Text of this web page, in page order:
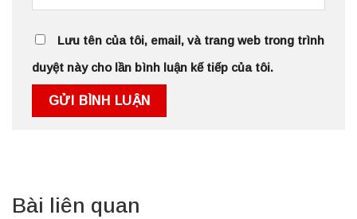
Bài liên quan
Lưu tên của tôi, email, và trang web trong trình
duyệt này cho lần bình luận kế tiếp của tôi.